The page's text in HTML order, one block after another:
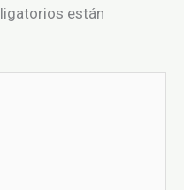
están